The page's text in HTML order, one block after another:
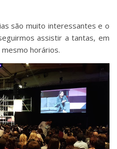
são muito interessantes e o
assistir a tantas, em
horários.